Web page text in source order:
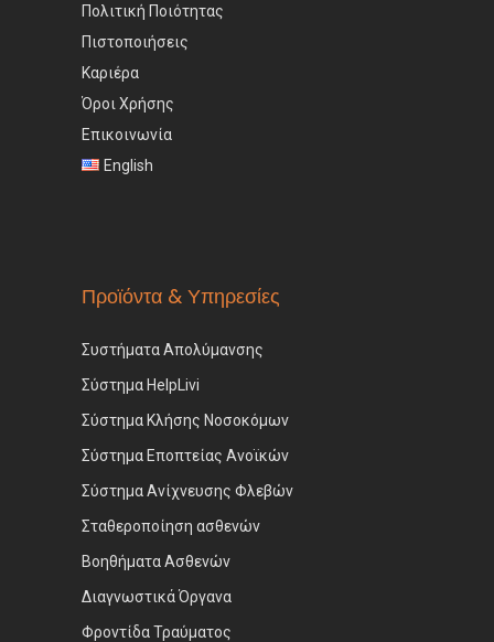
Πολιτική Ποιότητας
Πιστοποιήσεις
Καριέρα
Όροι Χρήσης
Επικοινωνία
English
Προϊόντα & Υπηρεσίες
Συστήματα Απολύμανσης
Σύστημα HelpLivi
Σύστημα Κλήσης Νοσοκόμων
Σύστημα Εποπτείας Ανοϊκών
Σύστημα Ανίχνευσης Φλεβών
Σταθεροποίηση ασθενών
Βοηθήματα Ασθενών
Διαγνωστικά Όργανα
Φροντίδα Τραύματος